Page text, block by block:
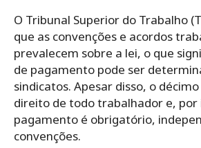
O Tribunal Superior do Trabalho
que as convenções e acordos
prevalecem sobre a lei, o que
de pagamento pode ser
sindicatos. Apesar disso, o
direito de todo trabalhador e, por
pagamento é obrigatório,
convenções.